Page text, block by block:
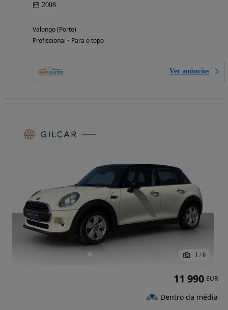
2008
Valongo (Porto)
Profissional • Para o topo
Ver anúncios
1 / 6
11 990 EUR
Dentro da média